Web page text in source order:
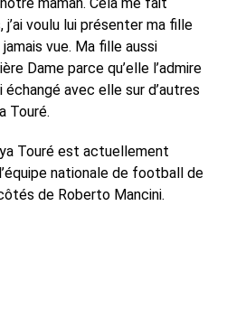
j’ai voulu lui présenter ma fille
vue. Ma fille aussi
Dame parce qu’elle l’admire
échangé avec elle sur d’autres
Touré.
Touré est actuellement
nationale de football de
de Roberto Mancini.